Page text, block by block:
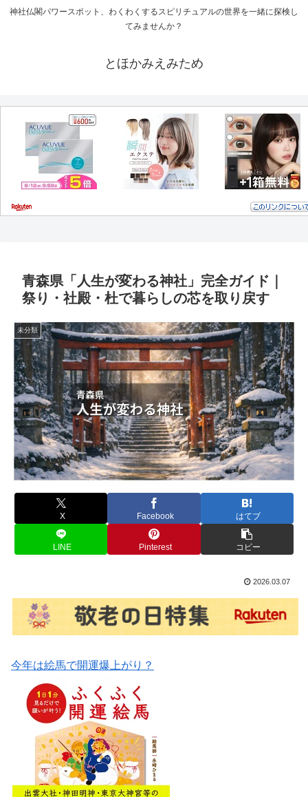
神社仏閣パワースポット、わくわくするスピリチュアルの世界を一緒に探検し
てみませんか？
とほかみえみため
青森県「人生が変わる神社」完全ガイド｜
祭り・社殿・杜で暮らしの芯を取り戻す
未分類
X Facebook はてブ
LINE Pinterest コピー
2026.03.07
今年は絵馬で開運爆上がり？